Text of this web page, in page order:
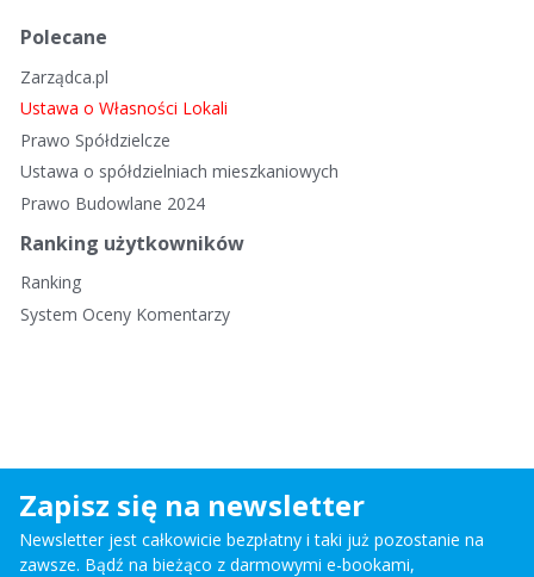
Polecane
Zarządca.pl
Ustawa o Własności Lokali
Prawo Spółdzielcze
Ustawa o spółdzielniach mieszkaniowych
Prawo Budowlane 2024
Ranking użytkowników
Ranking
System Oceny Komentarzy
Zapisz się na newsletter
Newsletter jest całkowicie bezpłatny i taki już pozostanie na
zawsze. Bądź na bieżąco z darmowymi e-bookami,